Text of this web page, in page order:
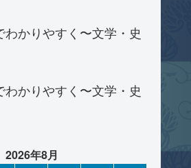
かりやすく〜文学・史
かりやすく〜文学・史
2026年8月